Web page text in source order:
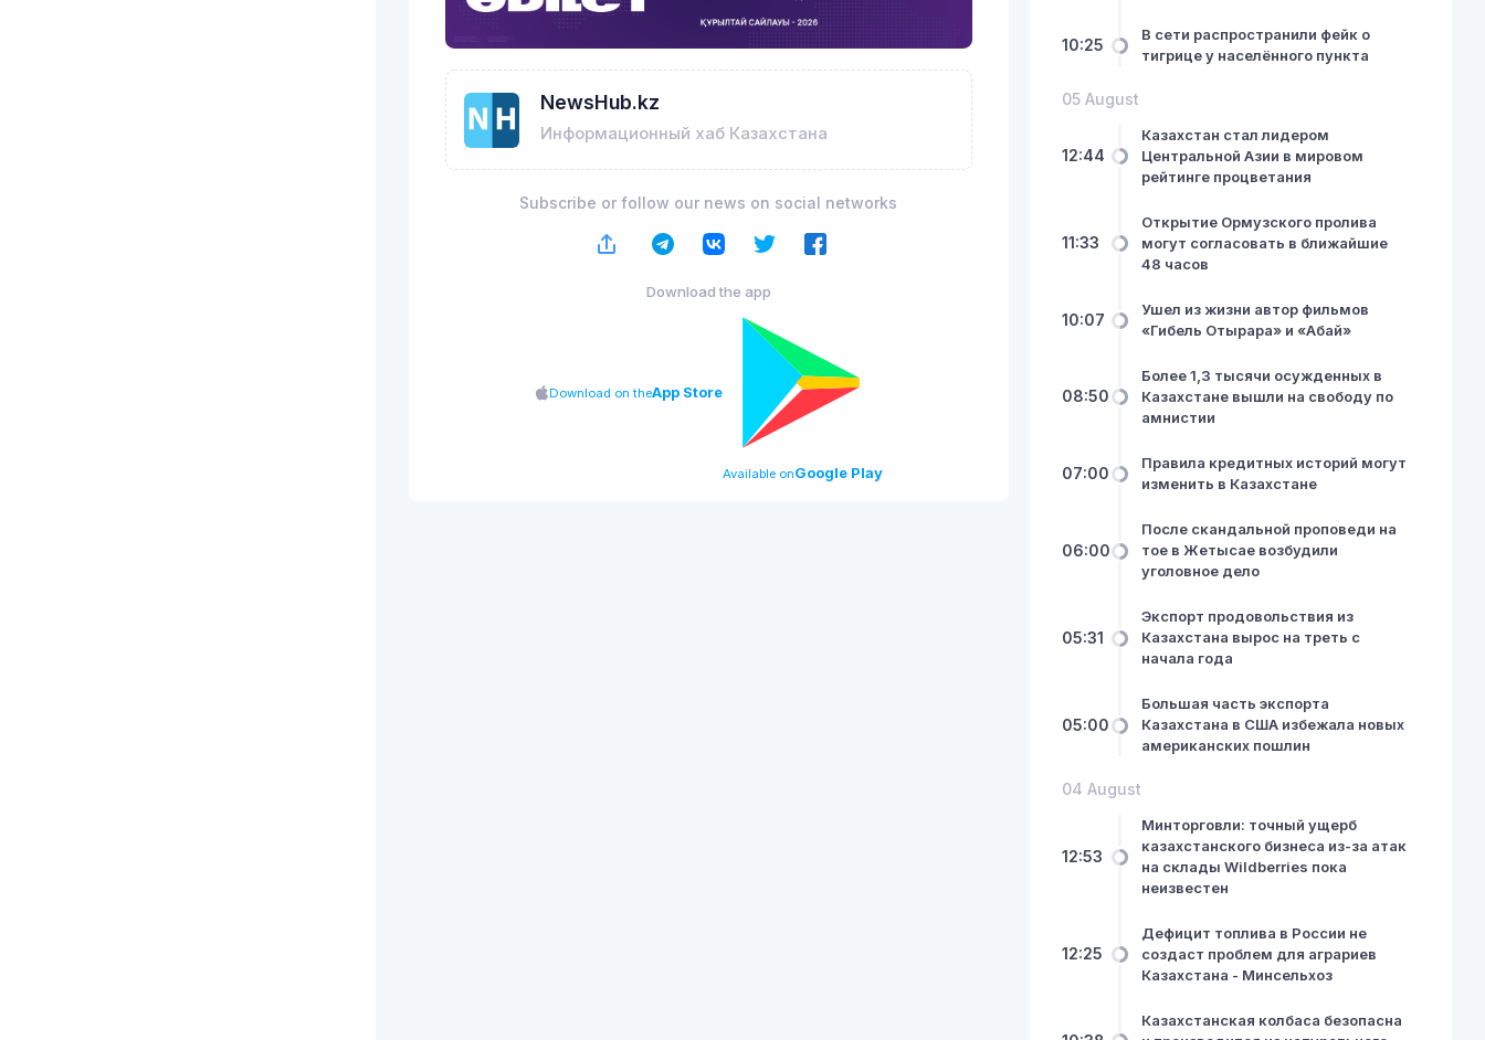
NewsHub.kz
Информационный хаб Казахстана
Subscribe or follow our news on social networks
Download the app
Download on theApp Store
Available onGoogle Play
10:25
В сети распространили фейк о
тигрице у населённого пункта
05 August
12:44
Казахстан стал лидером
Центральной Азии в мировом
рейтинге процветания
11:33
Открытие Ормузского пролива
могут согласовать в ближайшие
48 часов
10:07
Ушел из жизни автор фильмов
«Гибель Отырара» и «Абай»
08:50
Более 1,3 тысячи осужденных в
Казахстане вышли на свободу по
амнистии
07:00
Правила кредитных историй могут
изменить в Казахстане
06:00
После скандальной проповеди на
тое в Жетысае возбудили
уголовное дело
05:31
Экспорт продовольствия из
Казахстана вырос на треть с
начала года
05:00
Большая часть экспорта
Казахстана в США избежала новых
американских пошлин
04 August
12:53
Минторговли: точный ущерб
казахстанского бизнеса из-за атак
на склады Wildberries пока
неизвестен
12:25
Дефицит топлива в России не
создаст проблем для аграриев
Казахстана - Минсельхоз
Казахстанская колбаса безопасна